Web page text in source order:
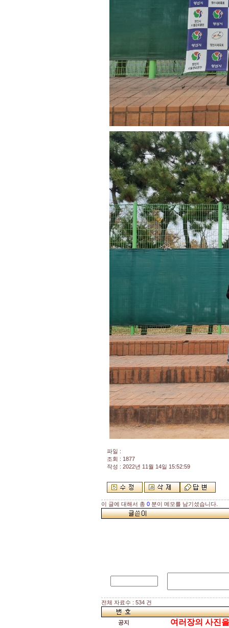
파일 :
조회 : 1877
작성 : 2022년 11월 14일 15:52:59
이 글에 대해서 총 0 분이 메모를 남기셨습니다.
전체 자료수 : 534 건
공지 여러장의 사진